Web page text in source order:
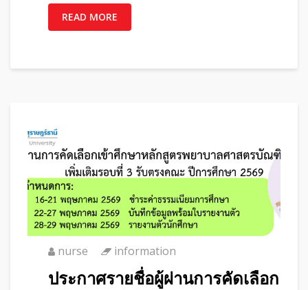
READ MORE
nurse information
ประกาศรายชื่อผู้ผ่านการคัดเลือก